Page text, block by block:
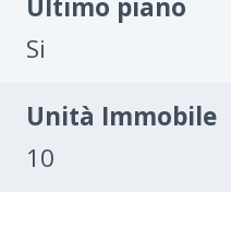
Si
Unità Immobile
10